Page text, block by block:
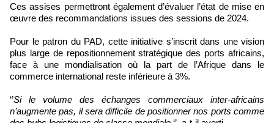
Ces assises permettront également d’évaluer l’état de mise en
œuvre des recommandations issues des sessions de 2024.
Pour le patron du PAD, cette initiative s’inscrit dans une vision
plus large de repositionnement stratégique des ports africains,
face à une mondialisation où la part de l’Afrique dans le
commerce international reste inférieure à 3%.
‘’Si le volume des échanges commerciaux inter-africains
n’augmente pas, il sera difficile de positionner nos ports comme